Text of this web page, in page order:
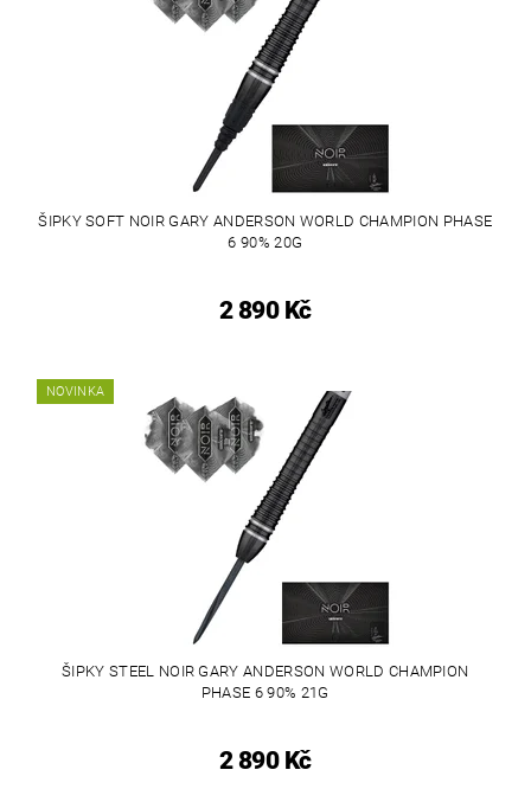
ŠIPKY SOFT NOIR GARY ANDERSON WORLD CHAMPION PHASE
6 90% 20G
2 890 Kč
NOVINKA
ŠIPKY STEEL NOIR GARY ANDERSON WORLD CHAMPION
PHASE 6 90% 21G
2 890 Kč